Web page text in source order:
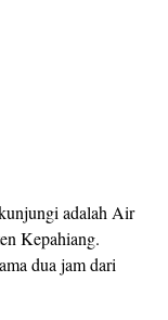
adalah Air
Kepahiang.
dua jam dari